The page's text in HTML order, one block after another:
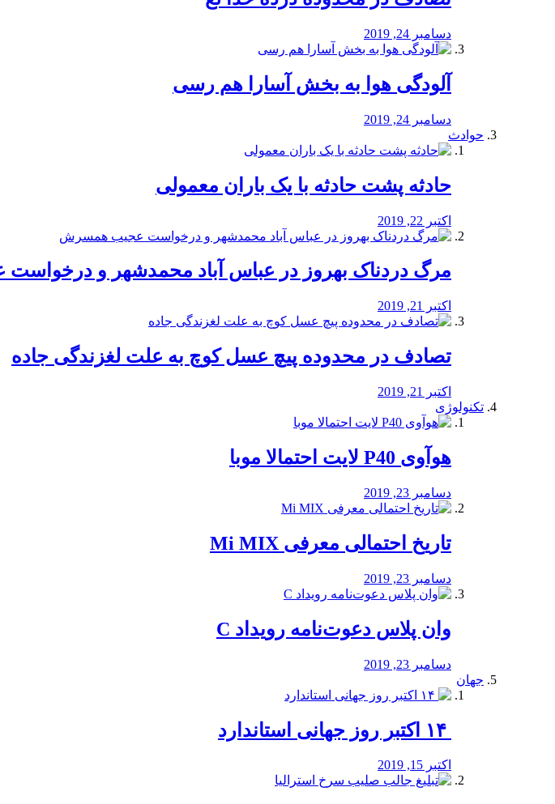
دسامبر 24, 2019
آلودگی هوا به بخش آسارا هم رسی
دسامبر 24, 2019
حوادث
️حادثه پشت حادثه با یک باران معمولی
اکتبر 22, 2019
مرگ دردناک بهروز در عباس آباد محمدشهر و
اکتبر 21, 2019
تصادف در محدوده پیچ عسل کوچ به علت لغزندگی جاده
اکتبر 21, 2019
تکنولوژی
هوآوی P40 لایت احتمالا موبا
دسامبر 23, 2019
تاریخ احتمالی معرفی Mi MIX
دسامبر 23, 2019
وان پلاس دعوت‌نامه رویداد C
دسامبر 23, 2019
جهان
اکتبر 15, 2019